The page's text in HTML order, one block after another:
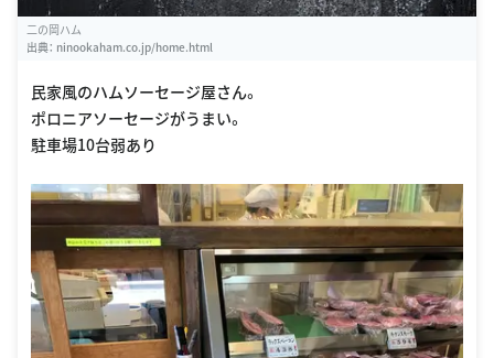
二の岡ハム
出典： ninookaham.co.jp/home.html
民家風のハムソーセージ屋さん。
ポロニアソーセージがうまい。
駐車場10台弱あり